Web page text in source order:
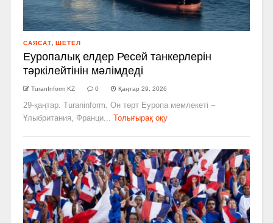
САЯСАТ ШЕТЕЛ
Еуропалық елдер Ресей танкерлерін
тәркілейтінін мәлімдеді
TuranInform KZ 0 Қаңтар 29, 2026
29-қаңтар. Turaninform. Он төрт Еуропа мемлекеті –
Ұлыбритания, Франци...
Толығырақ оқу